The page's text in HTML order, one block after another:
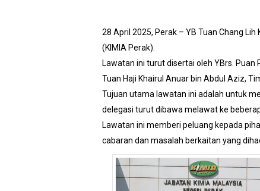
28 April 2025, Perak – YB Tuan Chang
(KIMIA Perak).
Lawatan ini turut disertai oleh YBrs. Puan
Tuan Haji Khairul Anuar bin Abdul Aziz,
Tujuan utama lawatan ini adalah untuk
delegasi turut dibawa melawat ke
Lawatan ini memberi peluang kepada
cabaran dan masalah berkaitan yang